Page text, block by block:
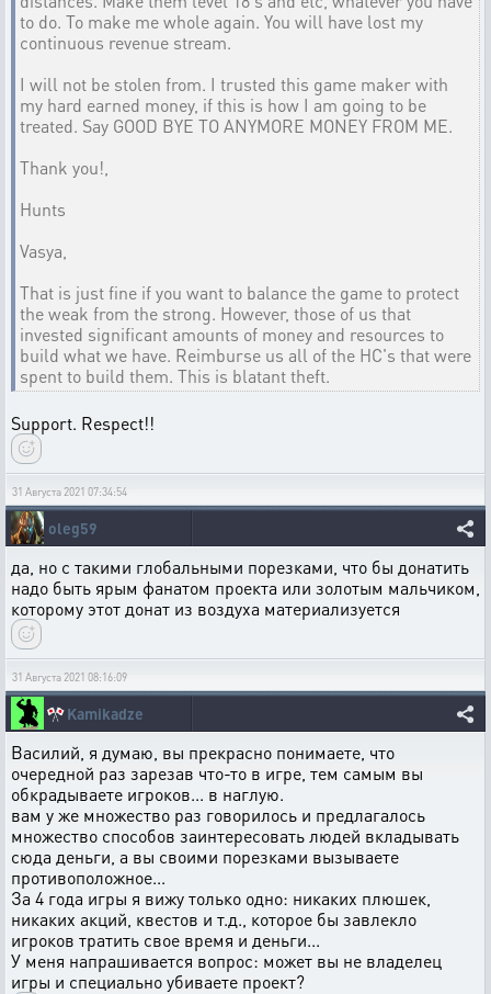
to do. To make me whole again. You will have lost my
continuous revenue stream.
I will not be stolen from. I trusted this game maker with
my hard earned money, if this is how I am going to be
treated. Say GOOD BYE TO ANYMORE MONEY FROM ME.
Thank you!,
Hunts
Vasya,
That is just fine if you want to balance the game to protect
the weak from the strong. However, those of us that
invested significant amounts of money and resources to
build what we have. Reimburse us all of the HC's that were
spent to build them. This is blatant theft.
Support. Respect!!
31 Августа 2021 07:34:54
oleg59
да, но с такими глобальными порезками, что бы донатить
надо быть ярым фанатом проекта или золотым мальчиком,
которому этот донат из воздуха материализуется
31 Августа 2021 08:16:09
🎌Kamikadze
Василий, я думаю, вы прекрасно понимаете, что
очередной раз зарезав что-то в игре, тем самым вы
обкрадываете игроков... в наглую.
вам у же множество раз говорилось и предлагалось
множество способов заинтересовать людей вкладывать
сюда деньги, а вы своими порезками вызываете
противоположное...
За 4 года игры я вижу только одно: никаких плюшек,
никаких акций, квестов и т.д., которое бы завлекло
игроков тратить свое время и деньги...
У меня напрашивается вопрос: может вы не владелец
игры и специально убиваете проект?